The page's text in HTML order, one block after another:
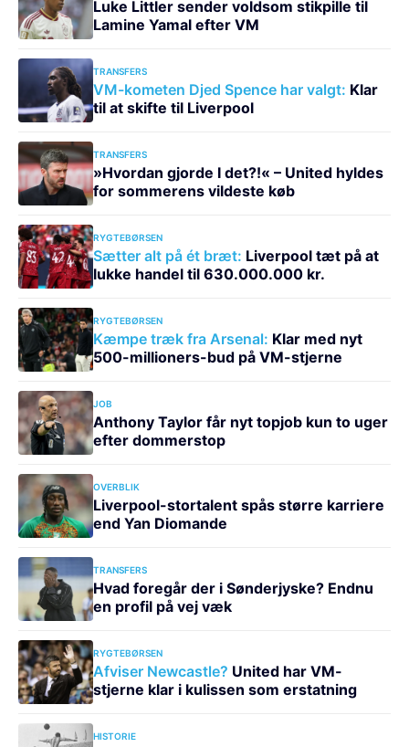
Luke Littler sender voldsom stikpille til
Lamine Yamal efter VM
TRANSFERS
VM-kometen Djed Spence har valgt: Klar
til at skifte til Liverpool
TRANSFERS
»Hvordan gjorde I det?!« – United hyldes
for sommerens vildeste køb
RYGTEBØRSEN
Sætter alt på ét bræt: Liverpool tæt på at
lukke handel til 630.000.000 kr.
RYGTEBØRSEN
Kæmpe træk fra Arsenal: Klar med nyt
500-millioners-bud på VM-stjerne
JOB
Anthony Taylor får nyt topjob kun to uger
efter dommerstop
OVERBLIK
Liverpool-stortalent spås større karriere
end Yan Diomande
TRANSFERS
Hvad foregår der i Sønderjyske? Endnu
en profil på vej væk
RYGTEBØRSEN
Afviser Newcastle? United har VM-
stjerne klar i kulissen som erstatning
HISTORIE